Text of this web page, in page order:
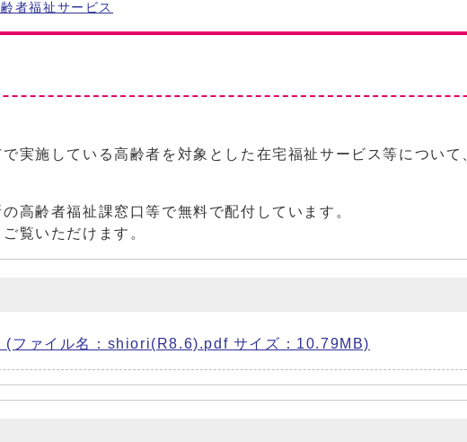
者福祉サービス
実施している高齢者を対象とした在宅福祉サービス等について
高齢者福祉課窓口等で無料で配付しています。
覧いただけます。
(ファイル名：shiori(R8.6).pdf サイズ：10.79MB)